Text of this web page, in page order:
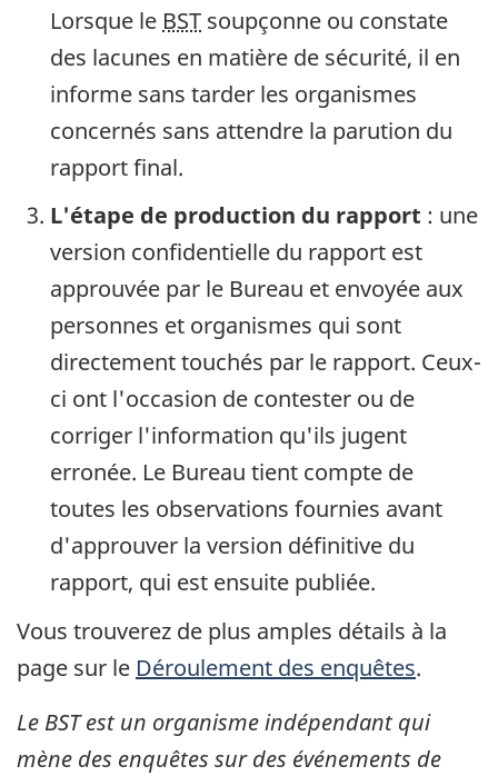
Lorsque le BST soupçonne ou constate
des lacunes en matière de sécurité, il en
informe sans tarder les organismes
concernés sans attendre la parution du
rapport final.
L'étape de production du rapport : une
version confidentielle du rapport est
approuvée par le Bureau et envoyée aux
personnes et organismes qui sont
directement touchés par le rapport. Ceux-
ci ont l'occasion de contester ou de
corriger l'information qu'ils jugent
erronée. Le Bureau tient compte de
toutes les observations fournies avant
d'approuver la version définitive du
rapport, qui est ensuite publiée.
Vous trouverez de plus amples détails à la
page sur le Déroulement des enquêtes.
Le BST est un organisme indépendant qui
mène des enquêtes sur des événements de